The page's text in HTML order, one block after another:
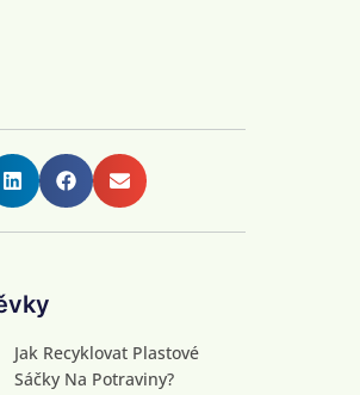
Jak Recyklovat Plastové
Sáčky Na Potraviny?